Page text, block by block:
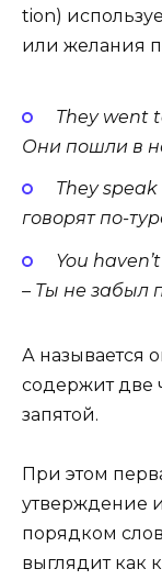
tion)
или желания
They went
Они пошли в
They
говорят по-
You
– Ты не забыл
А называется
содержит две
запятой.
При этом
утверждение
порядком
выглядит как